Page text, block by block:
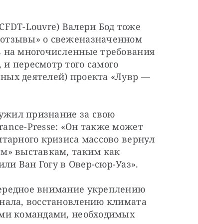
Louvre) Валери Бод тоже
о свеженазначенном
на многочисленные требования
пересмотр того самого
деятелей) проекта «Лувр —
признание за свою
Presse: «Он также может
кризиса массово вернул
выставкам, таким как
Ван Гогу в Овер-сюр-Уаз».
внимание укреплению
восстановлению климата
командами, необходимых